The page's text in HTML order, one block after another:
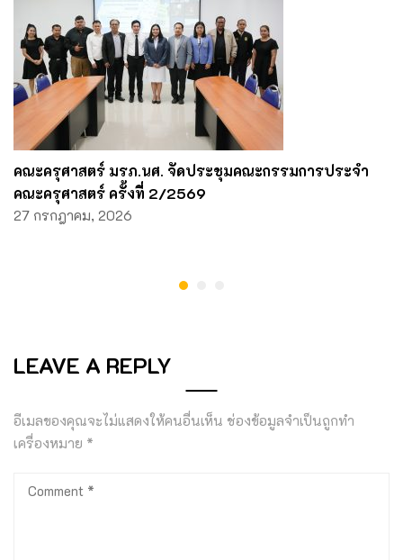
คณะครุศาสตร์ มรภ.นศ. จัดประชุมคณะกรรมการประจำ
คณะครุศาสตร์ ครั้งที่ 2/2569
27 กรกฎาคม, 2026
LEAVE A REPLY
อีเมลของคุณจะไม่แสดงให้คนอื่นเห็น ช่องข้อมูลจำเป็นถูกทำ
เครื่องหมาย *